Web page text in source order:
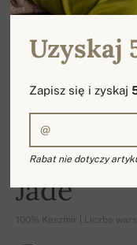
Jade
100% Kaszmir | Liczba
Uzyskaj
Zapisz się i zyskaj
Rabat nie dotyczy